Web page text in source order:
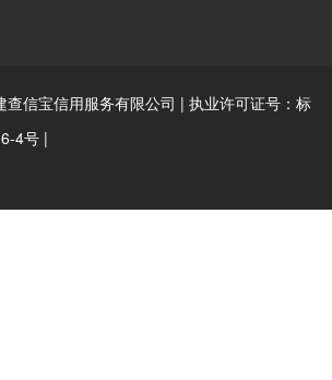
信宝信用服务有限公司 | 执业许可证号：标
4号 |